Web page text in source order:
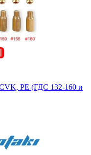
PE (ГДС 132-160 и